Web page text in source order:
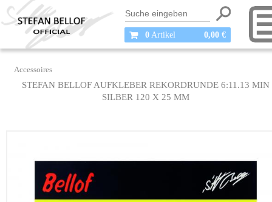
0 Artikel 0,00 €
Accessoires
STEFAN BELLOF AUFKLEBER REKORDRUNDE 6:11.13 MIN
SILBER 120 X 25 MM